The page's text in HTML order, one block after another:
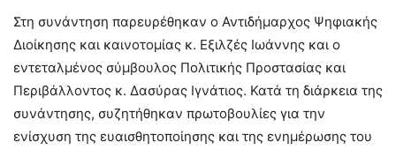
Στη συνάντηση παρευρέθηκαν ο Αντιδήμαρχος Ψηφιακής
Διοίκησης και καινοτομίας κ. Εξιλζές Ιωάννης και ο
εντεταλμένος σύμβουλος Πολιτικής Προστασίας και
Περιβάλλοντος κ. Δασύρας Ιγνάτιος. Κατά τη διάρκεια της
συνάντησης, συζητήθηκαν πρωτοβουλίες για την
ενίσχυση της ευαισθητοποίησης και της ενημέρωσης του